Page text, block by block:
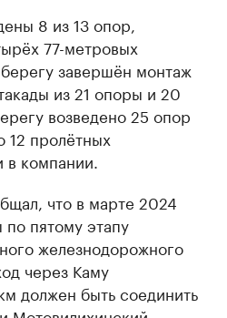
8 из 13 опор,
77-метровых
завершён монтаж
из 21 опоры и 20
возведено 25 опор
12 пролётных
компании.
что в марте 2024
по пятому этапу
железнодорожного
через Каму
должен быть соединить